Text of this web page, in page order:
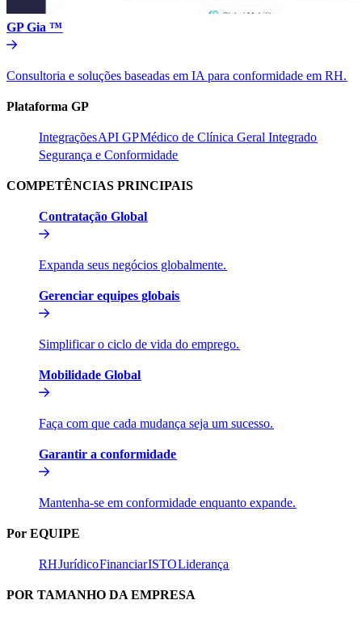
GP Gia ™​​
Consultoria e soluções baseadas em IA para conformidade em RH.​​
Plataforma GP​​
Integrações​​API GP​​Médico de Clínica Geral Integrado​​
Segurança e Conformidade​​
COMPETÊNCIAS PRINCIPAIS​​
Contratação Global​​
Expanda seus negócios globalmente.​​
Gerenciar equipes globais​​
Simplificar o ciclo de vida do emprego.​​
Mobilidade Global​​
Faça com que cada mudança seja um sucesso.​​
Garantir a conformidade​​
Mantenha-se em conformidade enquanto expande.​​
Por EQUIPE​​
RH​​Jurídico​​Financiar​​ISTO​​Liderança​​
POR TAMANHO DA EMPRESA​​